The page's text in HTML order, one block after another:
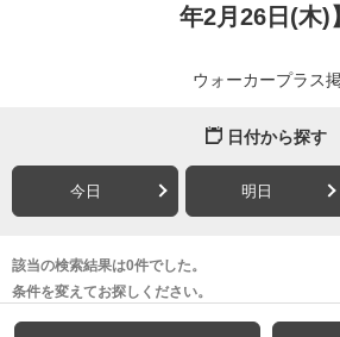
年2月26日(木)】
ウォーカープラス
日付から探す
今日 明日
該当の検索結果は0件でした。
条件を変えてお探しください。